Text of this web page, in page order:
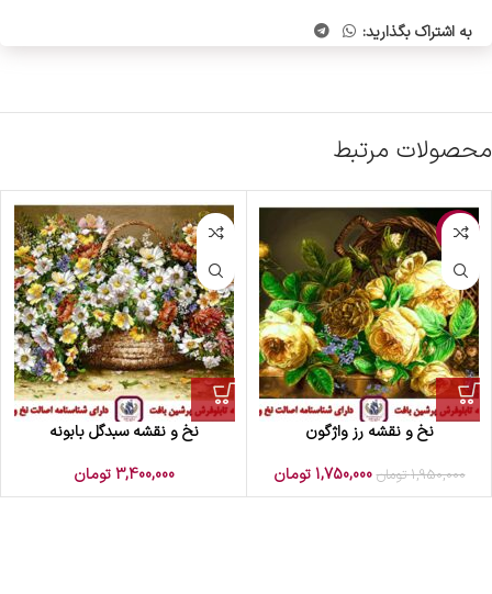
به اشتراک بگذارید:
محصولات مرتبط
-10%
نخ و نقشه رز واژگون
1,950,000 تومان 1,750,000 تومان
نخ و نقشه سبدگل بابونه
3,400,000تومان